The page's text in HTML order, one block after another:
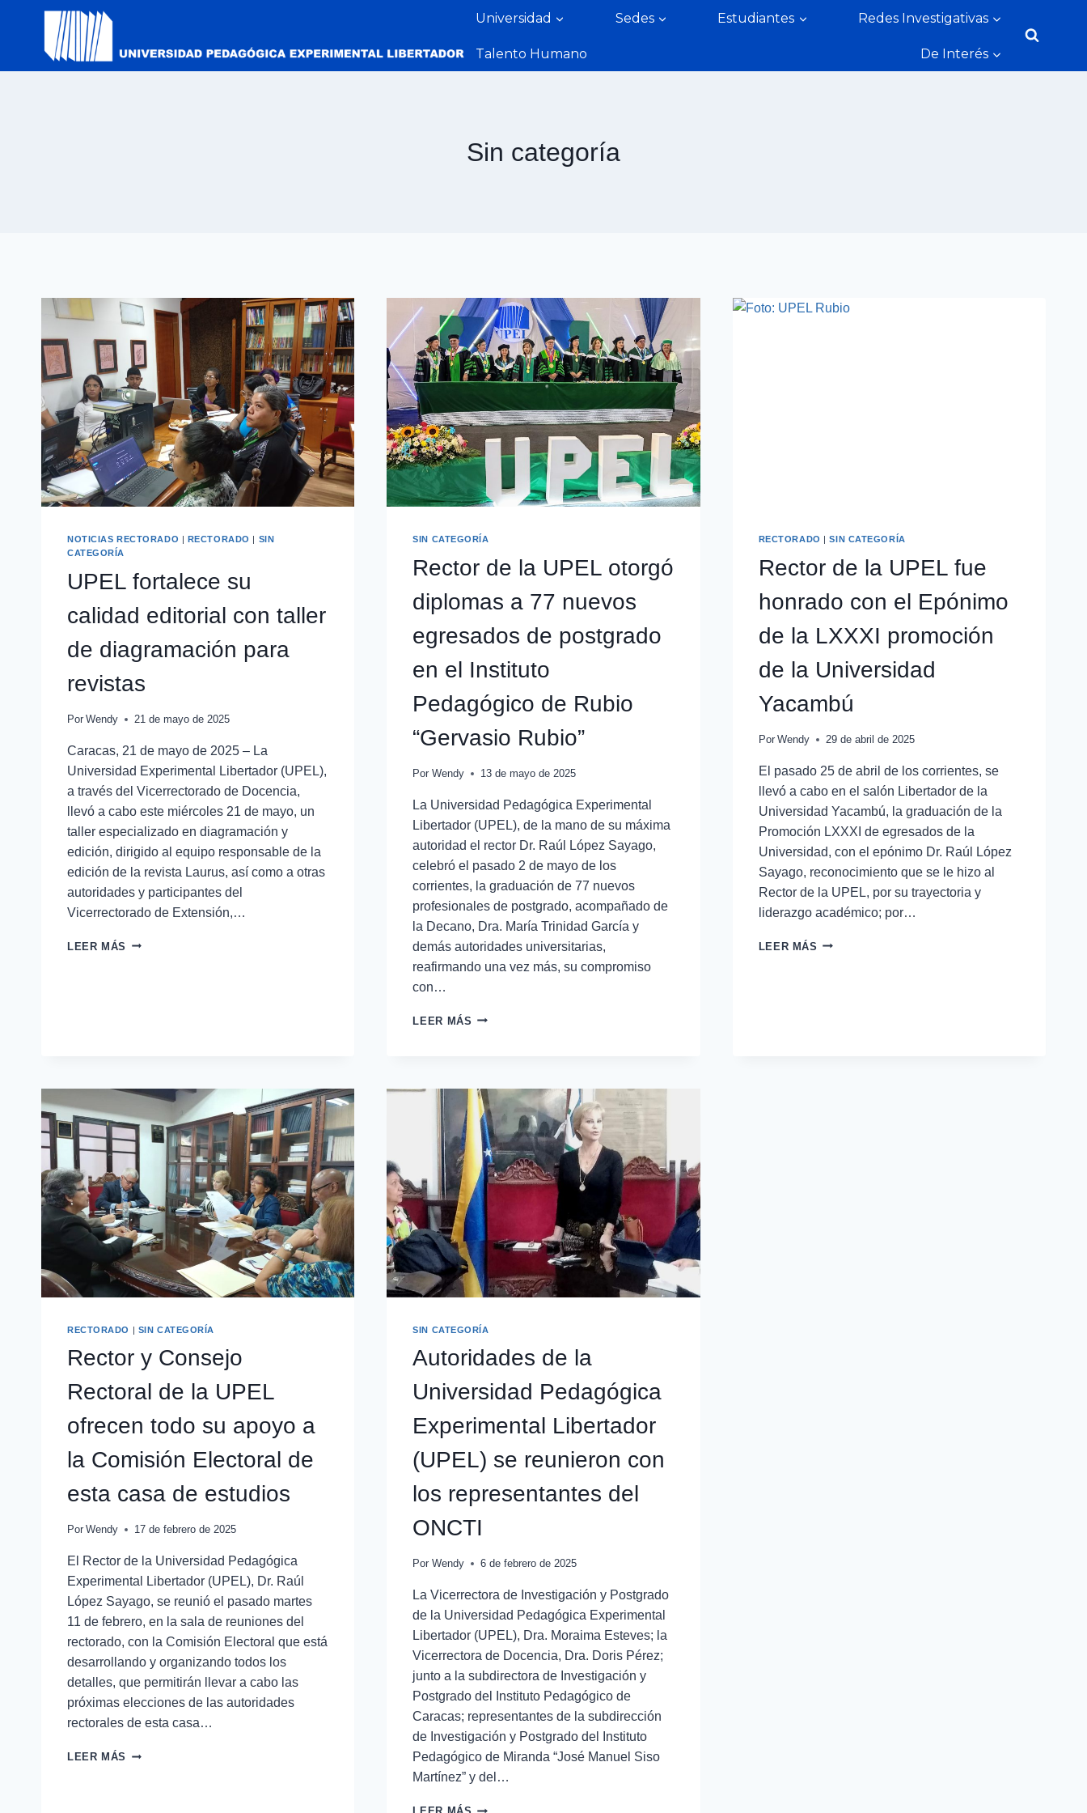
Universidad Sedes Estudiantes Redes Investigativas
Talento Humano De Interés
Sin categoría
NOTICIAS RECTORADO RECTORADO
SIN
CATEGORÍA
UPEL fortalece su
calidad editorial con taller
de diagramación para
revistas
Por Wendy 21 de mayo de 2025
Caracas, 21 de mayo de 2025 – La
Universidad Experimental Libertador (UPEL),
a través del Vicerrectorado de Docencia,
llevó a cabo este miércoles 21 de mayo, un
taller especializado en diagramación y
edición, dirigido al equipo responsable de la
edición de la revista Laurus, así como a otras
autoridades y participantes del
Vicerrectorado de Extensión,…
LEER MÁS
SIN CATEGORÍA
Rector de la UPEL otorgó
diplomas a 77 nuevos
egresados de postgrado
en el Instituto
Pedagógico de Rubio
“Gervasio Rubio”
Por Wendy 13 de mayo de 2025
La Universidad Pedagógica Experimental
Libertador (UPEL), de la mano de su máxima
autoridad el rector Dr. Raúl López Sayago,
celebró el pasado 2 de mayo de los
corrientes, la graduación de 77 nuevos
profesionales de postgrado, acompañado de
la Decano, Dra. María Trinidad García y
demás autoridades universitarias,
reafirmando una vez más, su compromiso
con…
LEER MÁS
RECTORADO |SIN CATEGORÍA
Rector de la UPEL fue
honrado con el Epónimo
de la LXXXI promoción
de la Universidad
Yacambú
Por Wendy 29 de abril de 2025
El pasado 25 de abril de los corrientes, se
llevó a cabo en el salón Libertador de la
Universidad Yacambú, la graduación de la
Promoción LXXXI de egresados de la
Universidad, con el epónimo Dr. Raúl López
Sayago, reconocimiento que se le hizo al
Rector de la UPEL, por su trayectoria y
liderazgo académico; por…
LEER MÁS
RECTORADO | SIN CATEGORÍA
Rector y Consejo
Rectoral de la UPEL
ofrecen todo su apoyo a
la Comisión Electoral de
esta casa de estudios
Por Wendy 17 de febrero de 2025
El Rector de la Universidad Pedagógica
Experimental Libertador (UPEL), Dr. Raúl
López Sayago, se reunió el pasado martes
11 de febrero, en la sala de reuniones del
rectorado, con la Comisión Electoral que está
desarrollando y organizando todos los
detalles, que permitirán llevar a cabo las
próximas elecciones de las autoridades
rectorales de esta casa…
LEER MÁS
SIN CATEGORÍA
Autoridades de la
Universidad Pedagógica
Experimental Libertador
(UPEL) se reunieron con
los representantes del
ONCTI
Por Wendy 6 de febrero de 2025
La Vicerrectora de Investigación y Postgrado
de la Universidad Pedagógica Experimental
Libertador (UPEL), Dra. Moraima Esteves; la
Vicerrectora de Docencia, Dra. Doris Pérez;
junto a la subdirectora de Investigación y
Postgrado del Instituto Pedagógico de
Caracas; representantes de la subdirección
de Investigación y Postgrado del Instituto
Pedagógico de Miranda “José Manuel Siso
Martínez” y del…